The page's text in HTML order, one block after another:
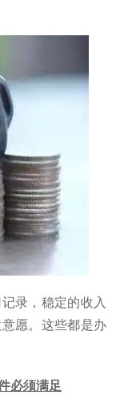
录，稳定的收入
愿。这些都是办
必须满足